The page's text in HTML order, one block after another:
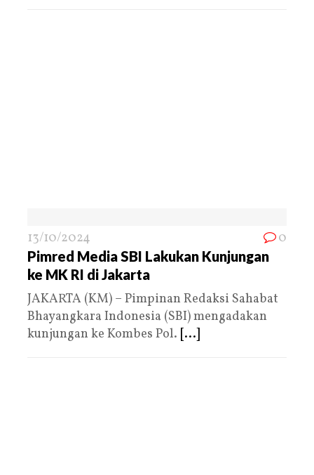
13/10/2024 0
Pimred Media SBI Lakukan Kunjungan
ke MK RI di Jakarta
JAKARTA (KM) – Pimpinan Redaksi Sahabat
Bhayangkara Indonesia (SBI) mengadakan
kunjungan ke Kombes Pol. [...]